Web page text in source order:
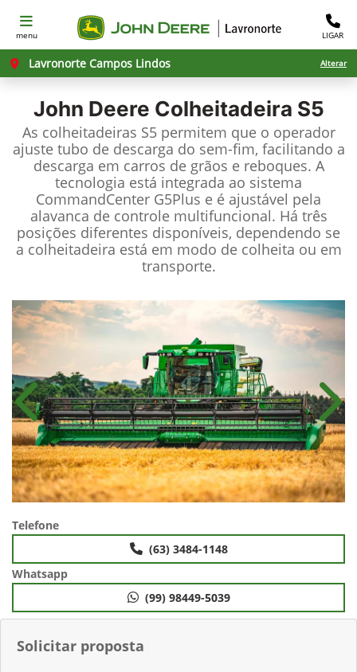
menu LIGAR
Lavronorte Campos Lindos Alterar
John Deere Colheitadeira S5
As colheitadeiras S5 permitem que o operador
ajuste tubo de descarga do sem-fim, facilitando a
descarga em carros de grãos e reboques. A
tecnologia está integrada ao sistema
CommandCenter G5Plus e é ajustável pela
alavanca de controle multifuncional. Há três
posições diferentes disponíveis, dependendo se
a colheitadeira está em modo de colheita ou em
transporte.
Solicitar proposta
Anterior
Telefone
(63) 3484-1148
Whatsapp
(99) 98449-5039